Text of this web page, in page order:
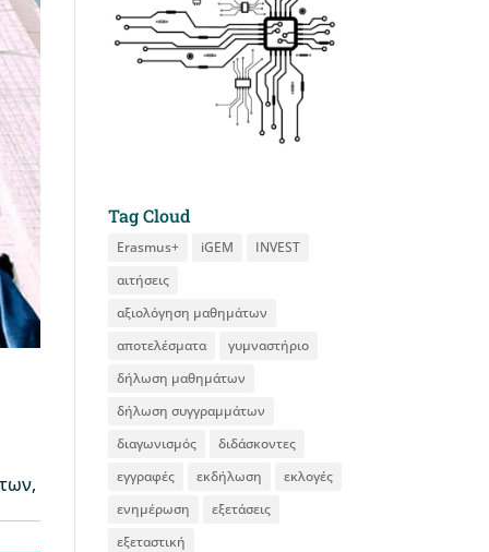
Tag Cloud
Erasmus+ iGEM
INVEST
αιτήσεις
αξιολόγηση μαθημάτων
αποτελέσματα
γυμναστήριο
δήλωση μαθημάτων
δήλωση συγγραμμάτων
διαγωνισμός
διδάσκοντες
εγγραφές
εκδήλωση
εκλογές
ενημέρωση
εξετάσεις
εξεταστική